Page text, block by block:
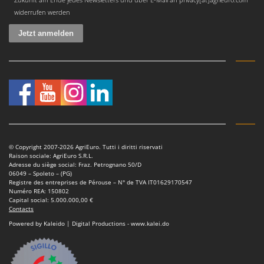
Master
Mastercook
Masterpro
McCulloch
MCH
Michelin
Mockmill
More than chef
MOSA
MOVA
Mowox
MTD
widerrufen werden
© Copyright 2007-2026 AgriEuro. Tutti i diritti riservati
Raison sociale: AgriEuro S.R.L.
Adresse du siège social: Fraz. Petrognano 50/D
06049 – Spoleto – (PG)
Registre des entreprises de Pérouse – N° de TVA IT01629170547
Numéro REA: 150802
Capital social: 5.000.000,00 €
Contacts
Powered by Kaleido | Digital Productions - www.kalei.do